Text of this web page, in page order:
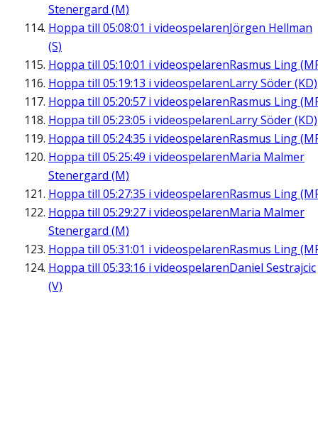
Stenergard (M)
Hoppa till 05:08:01 i videospelarenJörgen Hellman
(S)
Hoppa till 05:10:01 i videospelarenRasmus Ling
Hoppa till 05:19:13 i videospelarenLarry Söder (KD)
Hoppa till 05:20:57 i videospelarenRasmus Ling
Hoppa till 05:23:05 i videospelarenLarry Söder (KD)
Hoppa till 05:24:35 i videospelarenRasmus Ling
Hoppa till 05:25:49 i videospelarenMaria Malmer
Stenergard (M)
Hoppa till 05:27:35 i videospelarenRasmus Ling
Hoppa till 05:29:27 i videospelarenMaria Malmer
Stenergard (M)
Hoppa till 05:31:01 i videospelarenRasmus Ling
Hoppa till 05:33:16 i videospelarenDaniel Sestrajcic
(V)